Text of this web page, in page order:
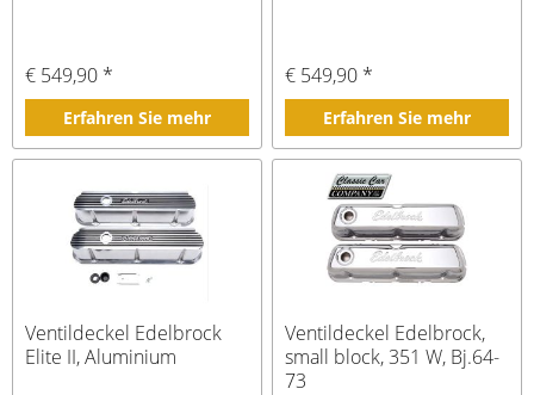
€ 549,90 *
Erfahren Sie mehr
€ 549,90 *
Erfahren Sie mehr
Ventildeckel Edelbrock
Elite II, Aluminium
Ventildeckel Edelbrock,
small block, 351 W, Bj.64-
73